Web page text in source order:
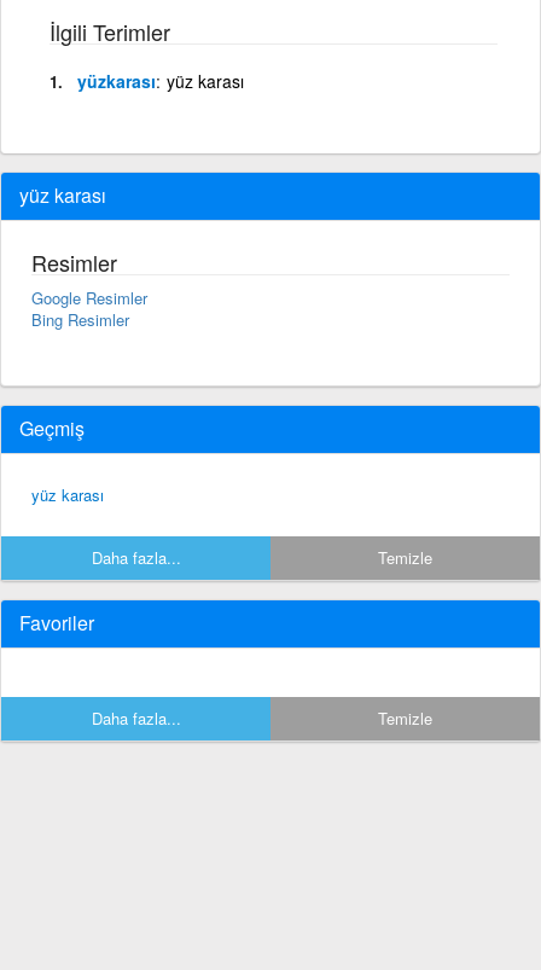
İlgili Terimler
yüzkarası yüz karası
yüz karası
Resimler
Google Resimler
Bing Resimler
Geçmiş
yüz karası
Daha fazla... Temizle
Favoriler
Daha fazla... Temizle